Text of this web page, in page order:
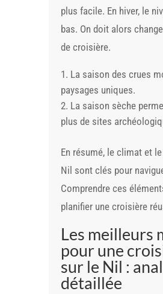
plus facile. En hiver, le
bas. On doit alors
de croisière.
La saison des crues
paysages uniques.
La saison sèche
plus de sites
En résumé, le climat et
Nil sont clés pour
Comprendre ces
planifier une croisière
Les meilleurs
pour une
sur le Nil :
détaillée